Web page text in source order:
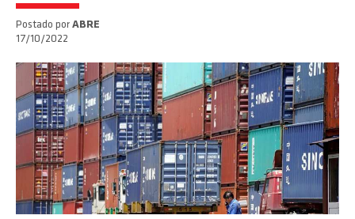
Postado por ABRE
17/10/2022